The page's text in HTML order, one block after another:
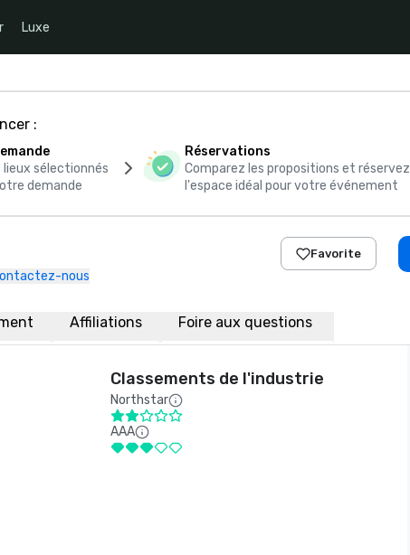
Luxe
:
lieux sélectionnés
demande
Réservations
Comparez les propositions et réservez
l'espace idéal pour votre événement
nous
Favorite
Affiliations Foire aux questions
Classements de l'industrie
Northstar
AAA